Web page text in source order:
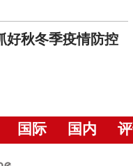
好秋冬季疫情防控
国际 国内